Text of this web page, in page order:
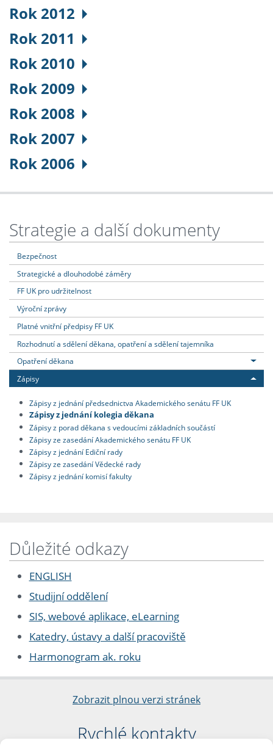
Rok 2012
Rok 2011
Rok 2010
Rok 2009
Rok 2008
Rok 2007
Rok 2006
Strategie a další dokumenty
Bezpečnost
Strategické a dlouhodobé záměry
FF UK pro udržitelnost
Výroční zprávy
Platné vnitřní předpisy FF UK
Rozhodnutí a sdělení děkana, opatření a sdělení tajemníka
Opatření děkana
Zápisy
Zápisy z jednání předsednictva Akademického senátu FF UK
Zápisy z jednání kolegia děkana
Zápisy z porad děkana s vedoucími základních součástí
Zápisy ze zasedání Akademického senátu FF UK
Zápisy z jednání Ediční rady
Zápisy ze zasedání Vědecké rady
Zápisy z jednání komisí fakulty
Důležité odkazy
ENGLISH
Studijní oddělení
SIS, webové aplikace, eLearning
Katedry, ústavy a další pracoviště
Harmonogram ak. roku
Zobrazit plnou verzi stránek
Rychlé kontakty